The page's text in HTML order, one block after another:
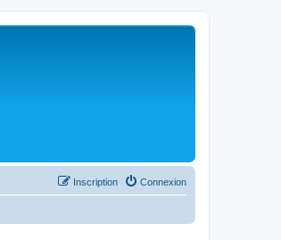
Connexion
Inscription